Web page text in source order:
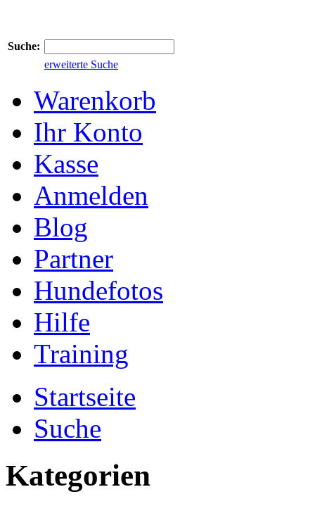
Suche:
erweiterte Suche
Warenkorb
Ihr Konto
Kasse
Anmelden
Blog
Partner
Hundefotos
Hilfe
Training
Startseite
Suche
Kategorien